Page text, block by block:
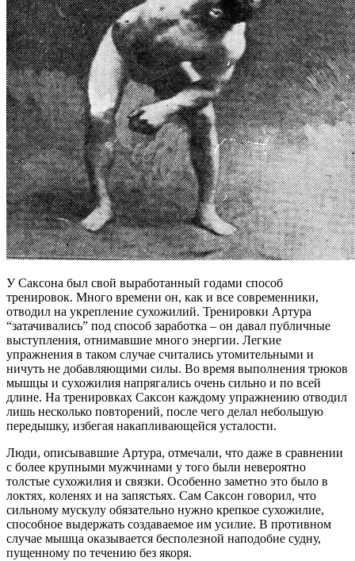
У Саксона был свой выработанный годами способ
тренировок. Много времени он, как и все современники,
отводил на укрепление сухожилий. Тренировки Артура
“затачивались” под способ заработка – он давал публичные
выступления, отнимавшие много энергии. Легкие
упражнения в таком случае считались утомительными и
ничуть не добавляющими силы. Во время выполнения трюков
мышцы и сухожилия напрягались очень сильно и по всей
длине. На тренировках Саксон каждому упражнению отводил
лишь несколько повторений, после чего делал небольшую
передышку, избегая накапливающейся усталости.
Люди, описывавшие Артура, отмечали, что даже в сравнении
с более крупными мужчинами у того были невероятно
толстые сухожилия и связки. Особенно заметно это было в
локтях, коленях и на запястьях. Сам Саксон говорил, что
сильному мускулу обязательно нужно крепкое сухожилие,
способное выдержать создаваемое им усилие. В противном
случае мышца оказывается бесполезной наподобие судну,
пущенному по течению без якоря.